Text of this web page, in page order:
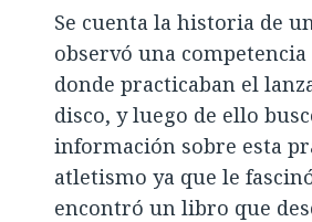
Se cuenta la historia de
observó una
donde practicaban el
disco, y luego de ello
información sobre esta
atletismo ya que le
encontró un libro que